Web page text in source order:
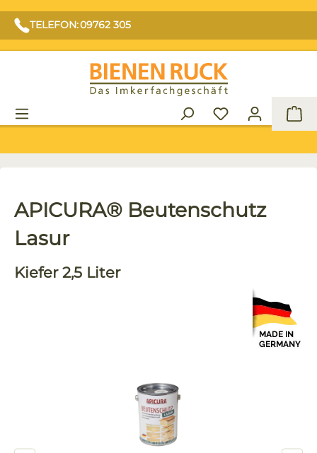
TELEFON: 09762 305
APICURA® Beutenschutz
Lasur
Kiefer 2,5 Liter
Bildergalerie überspringen